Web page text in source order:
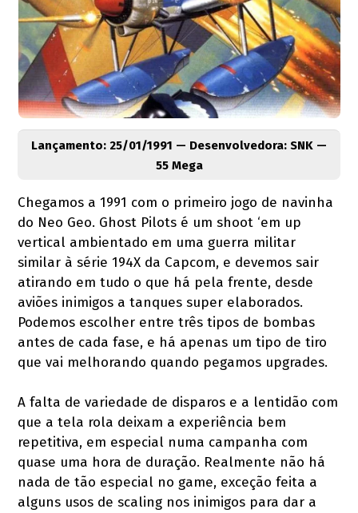
Lançamento: 25/01/1991 — Desenvolvedora: SNK —
55 Mega
Chegamos a 1991 com o primeiro jogo de navinha
do Neo Geo. Ghost Pilots é um shoot ‘em up
vertical ambientado em uma guerra militar
similar à série 194X da Capcom, e devemos sair
atirando em tudo o que há pela frente, desde
aviões inimigos a tanques super elaborados.
Podemos escolher entre três tipos de bombas
antes de cada fase, e há apenas um tipo de tiro
que vai melhorando quando pegamos upgrades.
A falta de variedade de disparos e a lentidão com
que a tela rola deixam a experiência bem
repetitiva, em especial numa campanha com
quase uma hora de duração. Realmente não há
nada de tão especial no game, exceção feita a
alguns usos de scaling nos inimigos para dar a